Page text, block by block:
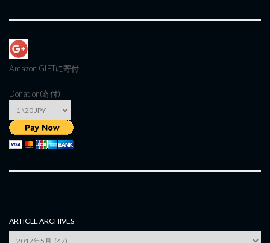
Amazon GIFTに寄付
Donation(寄付)
ARTICLE ARCHIVES